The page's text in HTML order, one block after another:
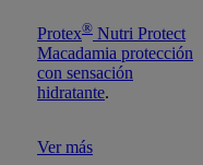
Protex®Nutri Protect
Macadamia protección
con sensación
hidratante.
Ver más